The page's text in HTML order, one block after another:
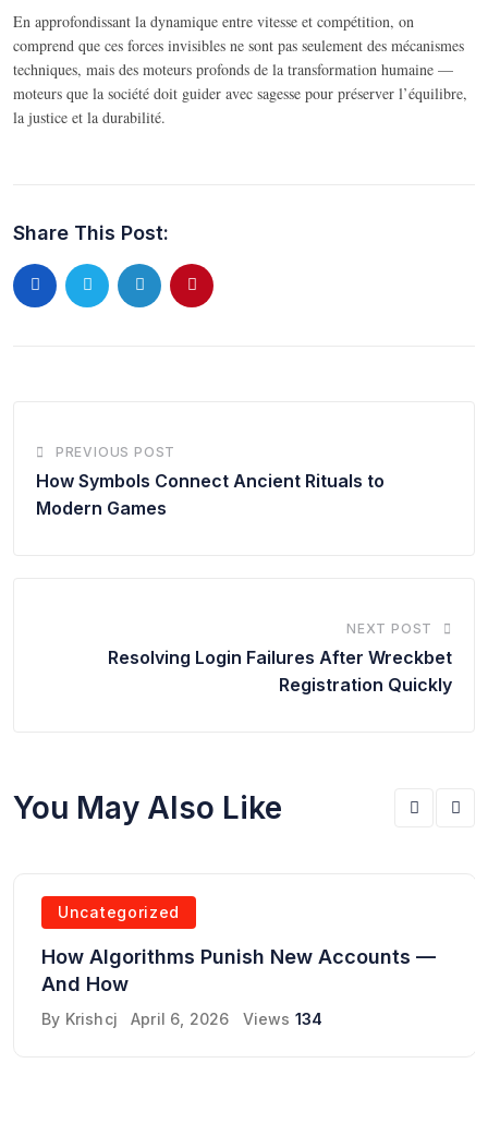
En approfondissant la dynamique entre vitesse et compétition, on
comprend que ces forces invisibles ne sont pas seulement des mécanismes
techniques, mais des moteurs profonds de la transformation humaine —
moteurs que la société doit guider avec sagesse pour préserver l’équilibre,
la justice et la durabilité.
Share This Post:
PREVIOUS POST
How Symbols Connect Ancient Rituals to
Modern Games
NEXT POST
Resolving Login Failures After Wreckbet
Registration Quickly
You May Also Like
Uncategorized
How Algorithms Punish New Accounts —
And How
By Krishcj April 6, 2026 Views 134